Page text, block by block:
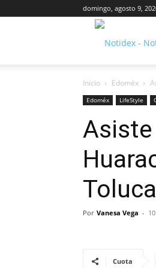
domingo, agosto 9,
Inicio Edoméx
Edoméx LifeStyle
Asiste
Toluca
Por Vanesa Vega -
Cuota